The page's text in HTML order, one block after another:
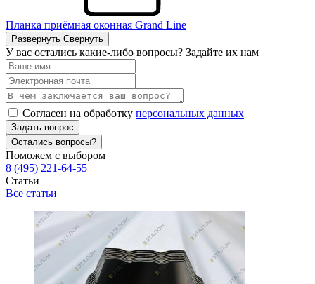
Планка приёмная оконная Grand Line
Развернуть Свернуть
У вас остались какие-либо вопросы? Задайте их нам
Согласен на обработку персональных данных
Задать вопрос
Остались вопросы?
Поможем с выбором
8 (495) 221-64-55
Статьи
Все статьи